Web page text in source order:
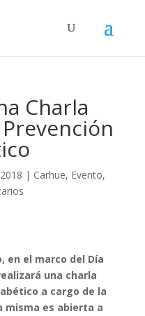
Charla
| Carhue, Evento,
en el marco del Día
una charla
a cargo de la
misma es abierta a